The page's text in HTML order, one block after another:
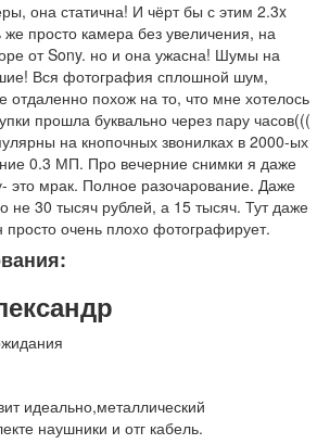
она статична! И чёрт бы с этим 2.3x
просто камера без увеличения, на
от Sony. но и она ужасна! Шумы на
Вся фотография сплошной шум,
отдаленно похож на то, что мне хотелось
прошла буквально через пару часов(((
на кнопочных звонилках в 2000-ых
0.3 МП. Про вечерние снимки я даже
это мрак. Полное разочарование. Даже
не 30 тысяч рублей, а 15 тысяч. Тут даже
просто очень плохо фотографирует.
идеально,металлический
наушники и отг кабель.